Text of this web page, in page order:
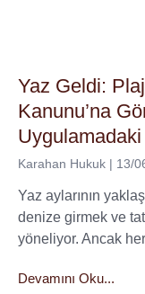
Yaz Geldi:
Kanunu’na
Karahan Hukuk 13/
Yaz aylarının
denize girmek ve
yöneliyor. Ancak
Devamını Oku...